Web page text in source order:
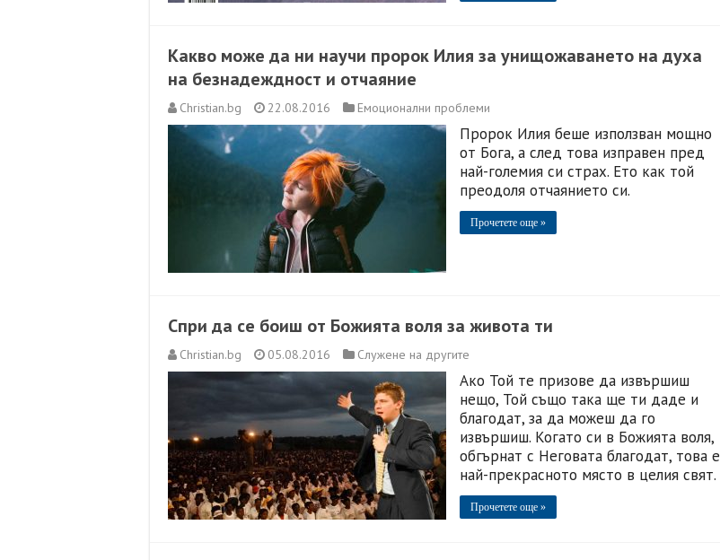
Какво може да ни научи пророк Илия за унищожаването на духа
на безнадеждност и отчаяние
Christian.bg 22.08.2016 Емоционални проблеми
Пророк Илия беше използван мощно
от Бога, а след това изправен пред
най-големия си страх. Ето как той
преодоля отчаянието си.
Прочетете още »
Спри да се боиш от Божията воля за живота ти
Christian.bg 05.08.2016 Служене на другите
Ако Той те призове да извършиш
нещо, Той също така ще ти даде и
благодат, за да можеш да го
извършиш. Когато си в Божията воля,
обгърнат с Неговата благодат, това е
най-прекрасното място в целия свят.
Прочетете още »